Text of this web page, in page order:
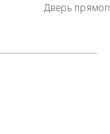
Дверь